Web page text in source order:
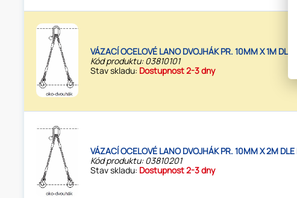
VÁZACÍ OCELOVÉ LANO DVOJHÁK PR. 10MM X 1M DLE
Kód produktu: 03810101
Stav skladu: Dostupnost 2-3 dny
VÁZACÍ OCELOVÉ LANO DVOJHÁK PR. 10MM X 2M DLE
Kód produktu: 03810201
Stav skladu: Dostupnost 2-3 dny